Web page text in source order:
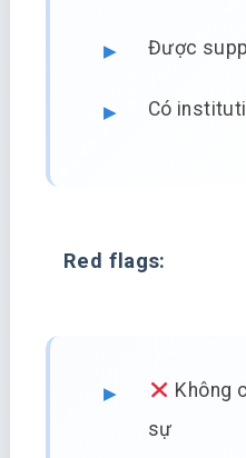
Được
Có
Red flags:
Không
sự